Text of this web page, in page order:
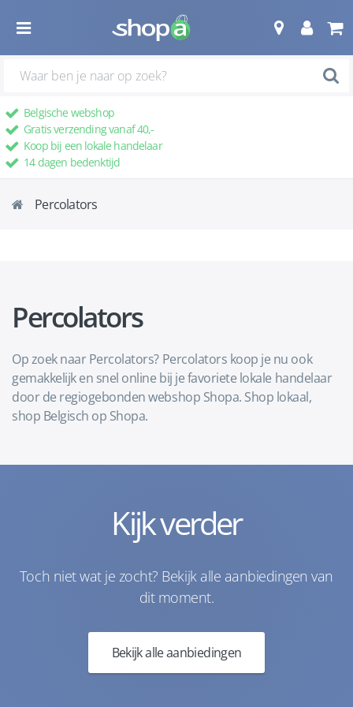
Belgische webshop
Gratis verzending vanaf 40,-
Koop bij een lokale handelaar
14 dagen bedenktijd
Percolators
Percolators
Op zoek naar Percolators? Percolators koop je nu ook
gemakkelijk en snel online bij je favoriete lokale handelaar
door de regiogebonden webshop Shopa. Shop lokaal,
shop Belgisch op Shopa.
Kijk verder
Toch niet wat je zocht? Bekijk alle aanbiedingen van
dit moment.
Bekijk alle aanbiedingen